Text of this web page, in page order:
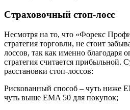
Страховочный стоп-лосс
Несмотря на то, что «Форекс
стратегия торговли, не стоит
лоссов, так как именно благодаря
стратегия считается прибыльной.
расстановки стоп-лоссов:
Рискованный способ – чуть ниже
чуть выше EMA 50 для покупок;